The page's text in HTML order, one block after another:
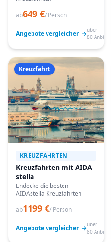
ab649 €/ Person
Angebote vergleichen →über
80 Anbieter
Kreuzfahrt
KREUZFAHRTEN
Kreuzfahrten mit AIDA
stella
Endecke die besten
AIDAstella Kreuzfahrten
ab1199 €/ Person
Angebote vergleichen →über
80 Anbieter